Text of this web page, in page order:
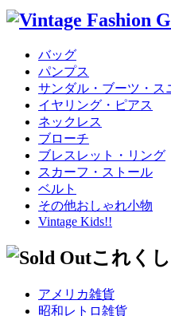
バッグ
パンプス
サンダル・ブーツ・ス
イヤリング・ピアス
ネックレス
ブローチ
ブレスレット・リング
スカーフ・ストール
ベルト
その他おしゃれ小物
Vintage Kids!!
アメリカ雑貨
昭和レトロ雑貨